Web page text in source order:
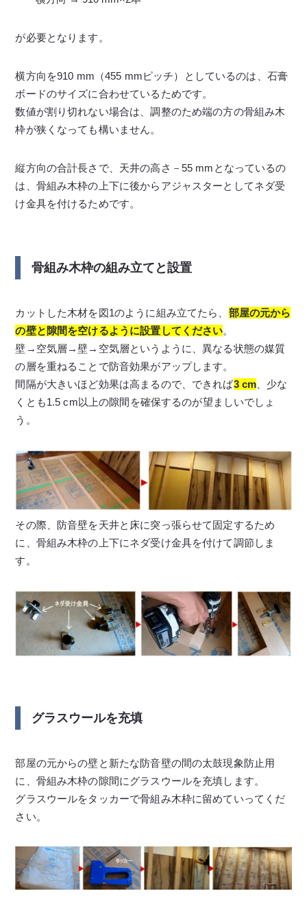
が必要となります。
横方向を910 mm（455 mmピッチ）としているのは、石膏
ボードのサイズに合わせているためです。
数値が割り切れない場合は、調整のため端の方の骨組み木
枠が狭くなっても構いません。
縦方向の合計長さで、天井の高さ－55 mmとなっているの
は、骨組み木枠の上下に後からアジャスターとしてネダ受
け金具を付けるためです。
骨組み木枠の組み立てと設置
カットした木材を図1のように組み立てたら、 部屋の元から
の壁と隙間を空けるように設置 してください。
壁→空気層→壁→空気層というように、異なる状態の媒質
の層を重ねることで防音効果がアップします。
間隔が大きいほど効果は高まるので、できれば3 cm、少な
くとも1.5 cm以上の隙間を確保するのが望ましいでしょ
う。
その際、防音壁を天井と床に突っ張らせて固定するため
に、骨組み木枠の上下にネダ受け金具を付けて調節しま
す。
グラスウールを充填
部屋の元からの壁と新たな防音壁の間の太鼓現象防止用
に、骨組み木枠の隙間にグラスウールを充填します。
グラスウールをタッカーで骨組み木枠に留めていってくだ
さい。